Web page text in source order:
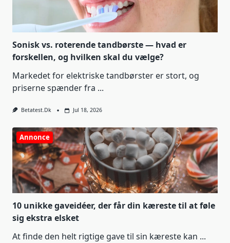
Sonisk vs. roterende tandbørste — hvad er
forskellen, og hvilken skal du vælge?
Markedet for elektriske tandbørster er stort, og
priserne spænder fra ...
Betatest.dk Jul 18, 2026
Annonce
10 unikke gaveidéer, der får din kæreste til at føle
sig ekstra elsket
At finde den helt rigtige gave til sin kæreste kan ...